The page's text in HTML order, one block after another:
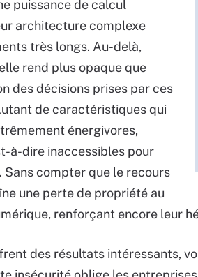
puissance de calcul
architecture complexe
très longs. Au-delà,
rend plus opaque que
des décisions prises par ces
de caractéristiques qui
énergivores,
à-dire inaccessibles pour
Sans compter que le recours
une perte de propriété au
renforçant encore leur
des résultats intéressants,